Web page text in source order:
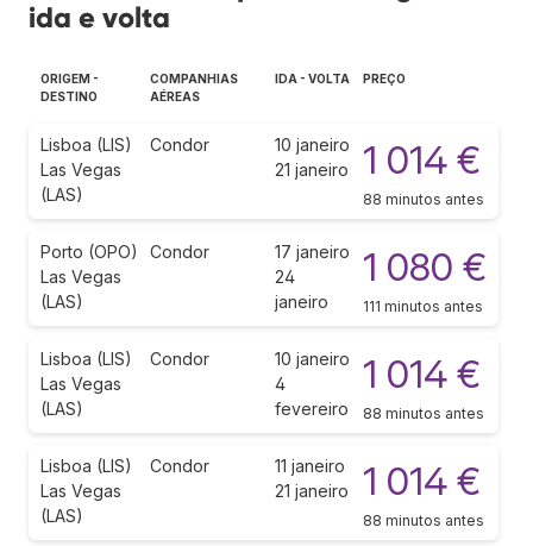
ida e volta
ORIGEM -
DESTINO
COMPANHIAS
AÉREAS
IDA - VOLTA PREÇO
Lisboa (LIS)
Las Vegas
(LAS)
Condor
10 janeiro
21 janeiro
1 014 €
88 minutos antes
Porto (OPO)
Las Vegas
(LAS)
Condor
17 janeiro
24
janeiro
1 080 €
111 minutos antes
Lisboa (LIS)
Las Vegas
(LAS)
Condor
10 janeiro
4
fevereiro
1 014 €
88 minutos antes
Lisboa (LIS)
Las Vegas
(LAS)
Condor
11 janeiro
21 janeiro
1 014 €
88 minutos antes